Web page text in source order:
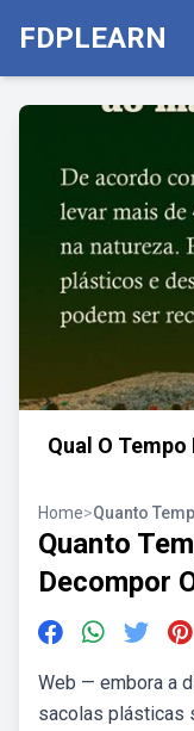
FDPLEARN
Qual O
Home>Quanto
Quanto
Decompor
Web — embora a
sacolas plásticas